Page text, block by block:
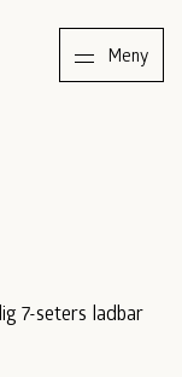
Meny
7-seters ladbar